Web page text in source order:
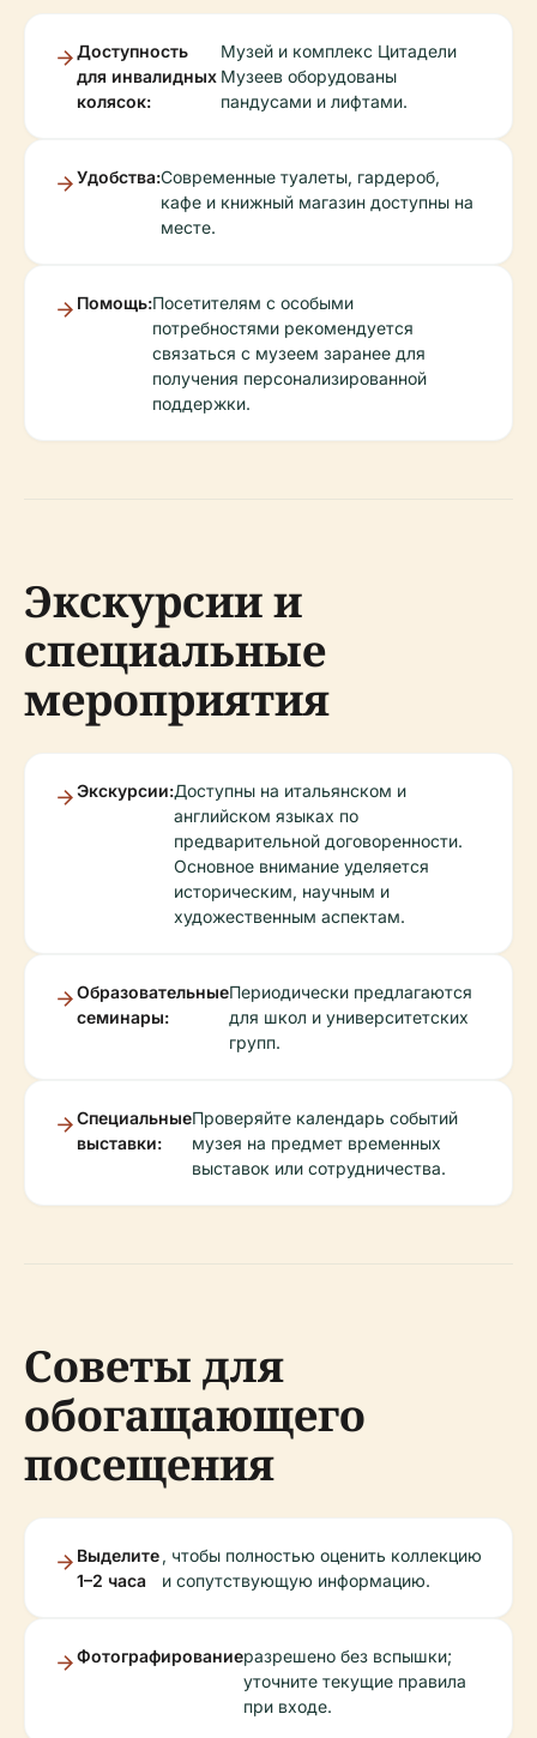
Доступность
для инвалидных
колясок:
Музей и комплекс Цитадели
Музеев оборудованы
пандусами и лифтами.
Удобства:Современные туалеты, гардероб,
кафе и книжный магазин доступны на
месте.
Помощь:Посетителям с особыми
потребностями рекомендуется
связаться с музеем заранее для
получения персонализированной
поддержки.
Экскурсии и
специальные
мероприятия
Экскурсии:Доступны на итальянском и
английском языках по
предварительной договоренности.
Основное внимание уделяется
историческим, научным и
художественным аспектам.
Образовательные
семинары:
Периодически предлагаются
для школ и университетских
групп.
Специальные
выставки:
Проверяйте календарь событий
музея на предмет временных
выставок или сотрудничества.
Советы для
обогащающего
посещения
Выделите
1–2 часа
, чтобы полностью оценить коллекцию
и сопутствующую информацию.
Фотографированиеразрешено без вспышки;
уточните текущие правила
при входе.